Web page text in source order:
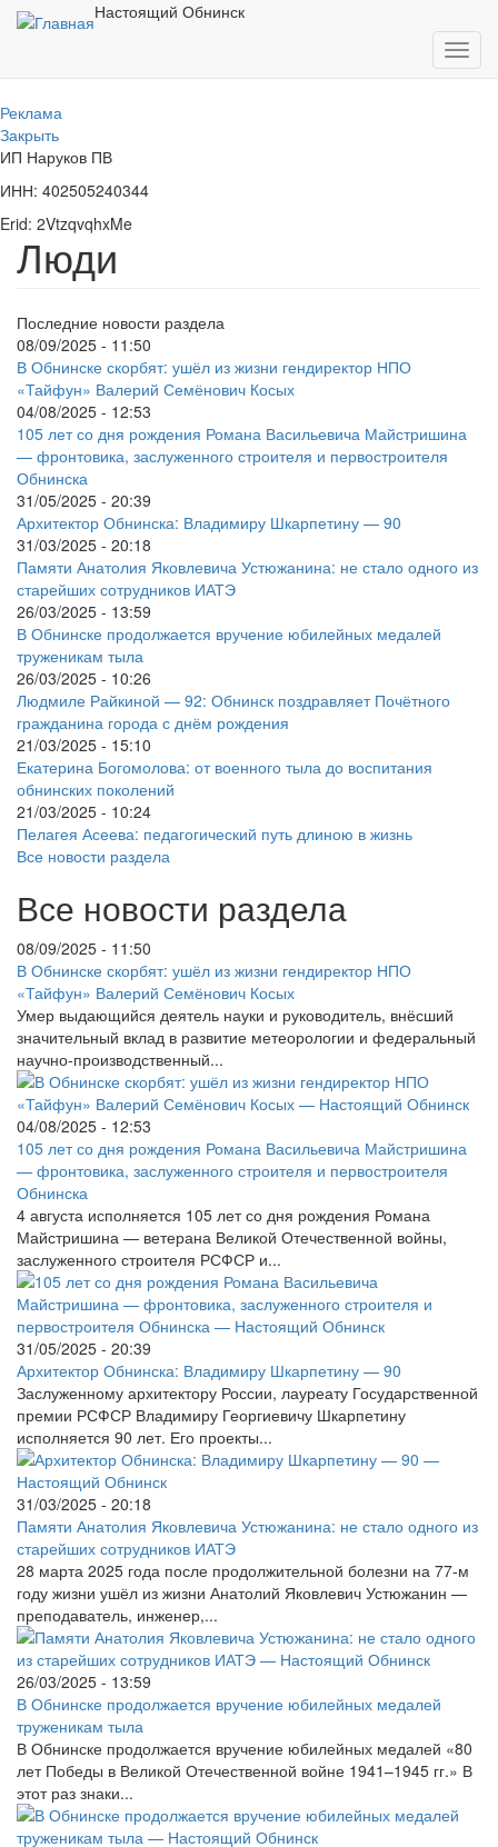
Перейти
содержанию
Настоящий Обнинск
Реклама
Закрыть
ИП Наруков ПВ
ИНН: 402505240344
Erid: 2VtzqvqhxMe
Люди
Последние новости раздела
08/09/2025 - 11:50
В Обнинске скорбят: ушёл из жизни гендиректор НПО
«Тайфун» Валерий Семёнович Косых
04/08/2025 - 12:53
105 лет со дня рождения Романа Васильевича Майстришина
— фронтовика, заслуженного строителя и первостроителя
Обнинска
31/05/2025 - 20:39
Архитектор Обнинска: Владимиру Шкарпетину — 90
31/03/2025 - 20:18
Памяти Анатолия Яковлевича Устюжанина: не стало одного из
старейших сотрудников ИАТЭ
26/03/2025 - 13:59
В Обнинске продолжается вручение юбилейных медалей
труженикам тыла
26/03/2025 - 10:26
Людмиле Райкиной — 92: Обнинск поздравляет Почётного
гражданина города с днём рождения
21/03/2025 - 15:10
Екатерина Богомолова: от военного тыла до воспитания
обнинских поколений
21/03/2025 - 10:24
Пелагея Асеева: педагогический путь длиною в жизнь
Все новости раздела
Все новости раздела
08/09/2025 - 11:50
В Обнинске скорбят: ушёл из жизни гендиректор НПО
«Тайфун» Валерий Семёнович Косых
Умер выдающийся деятель науки и руководитель, внёсший
значительный вклад в развитие метеорологии и федеральный
научно-производственный...
04/08/2025 - 12:53
105 лет со дня рождения Романа Васильевича Майстришина
— фронтовика, заслуженного строителя и первостроителя
Обнинска
4 августа исполняется 105 лет со дня рождения Романа
Майстришина — ветерана Великой Отечественной войны,
заслуженного строителя РСФСР и...
31/05/2025 - 20:39
Архитектор Обнинска: Владимиру Шкарпетину — 90
Заслуженному архитектору России, лауреату Государственной
премии РСФСР Владимиру Георгиевичу Шкарпетину
исполняется 90 лет. Его проекты...
31/03/2025 - 20:18
Памяти Анатолия Яковлевича Устюжанина: не стало одного из
старейших сотрудников ИАТЭ
28 марта 2025 года после продолжительной болезни на 77-м
году жизни ушёл из жизни Анатолий Яковлевич Устюжанин —
преподаватель, инженер,...
26/03/2025 - 13:59
В Обнинске продолжается вручение юбилейных медалей
труженикам тыла
В Обнинске продолжается вручение юбилейных медалей «80
лет Победы в Великой Отечественной войне 1941–1945 гг.» В
этот раз знаки...